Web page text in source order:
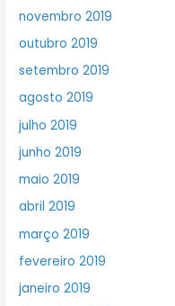
novembro 2019
outubro 2019
setembro 2019
agosto 2019
julho 2019
junho 2019
maio 2019
abril 2019
março 2019
fevereiro 2019
janeiro 2019